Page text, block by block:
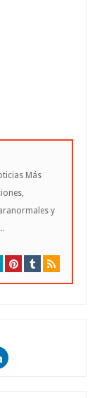
Más
y